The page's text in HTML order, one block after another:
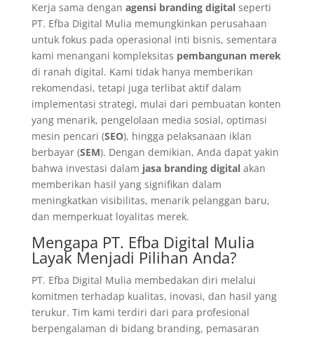
Kerja sama dengan agensi branding digitalseperti
PT. Efba Digital Mulia memungkinkan perusahaan
untuk fokus pada operasional inti bisnis, sementara
kami menangani kompleksitas pembangunan merek
di ranah digital. Kami tidak hanya memberikan
rekomendasi, tetapi juga terlibat aktif dalam
implementasi strategi, mulai dari pembuatan konten
yang menarik, pengelolaan media sosial, optimasi
mesin pencari (SEO), hingga pelaksanaan iklan
berbayar (SEM). Dengan demikian, Anda dapat yakin
bahwa investasi dalam jasa branding digitalakan
memberikan hasil yang signifikan dalam
meningkatkan visibilitas, menarik pelanggan baru,
dan memperkuat loyalitas merek.
Mengapa PT. Efba Digital Mulia
Layak Menjadi Pilihan Anda?
PT. Efba Digital Mulia membedakan diri melalui
komitmen terhadap kualitas, inovasi, dan hasil yang
terukur. Tim kami terdiri dari para profesional
berpengalaman di bidang branding, pemasaran